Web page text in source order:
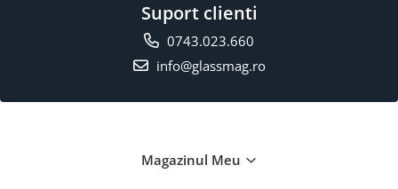
Suport clienti
0743.023.660
info@glassmag.ro
Magazinul Meu